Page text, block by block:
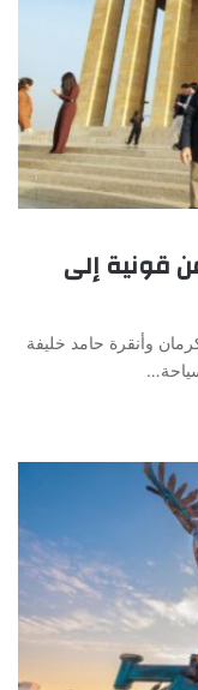
قونية إلى
وأنقرة حامد خليفة